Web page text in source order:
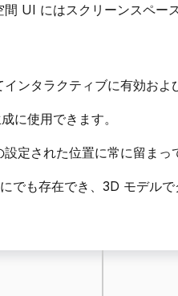
UI にはスクリーンスペー
ンタラクティブに有効およ
に使用できます。
定された位置に常に留まっ
も存在でき、3D モデルで